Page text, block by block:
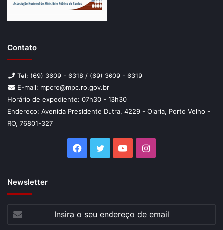
Contato
Tel: (69) 3609 - 6318 / (69) 3609 - 6319
E-mail: mpcro@mpc.ro.gov.br
Horário de expediente: 07h30 - 13h30
Endereço: Avenida Presidente Dutra, 4229 - Olaria, Porto Velho -
RO, 76801-327
Facebook
TwitterYouTubeInstagram
Newsletter